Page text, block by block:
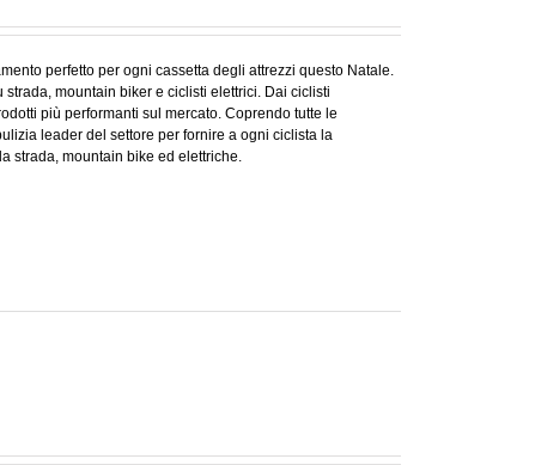
perfetto per ogni cassetta degli attrezzi questo Natale.
mountain biker e ciclisti elettrici. Dai ciclisti
più performanti sul mercato. Coprendo tutte le
leader del settore per fornire a ogni ciclista la
strada, mountain bike ed elettriche.